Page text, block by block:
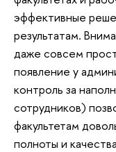
эффективные
результатам.
даже совсем
появление у
контроль за
сотрудников)
факультетам
полноты и